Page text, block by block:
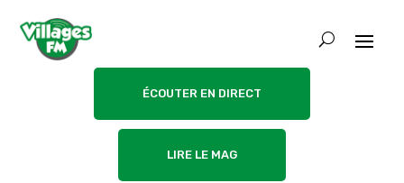
ÉCOUTER EN DIRECT
LIRE LE MAG